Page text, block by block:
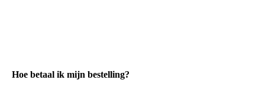
Hoe betaal ik mijn bestelling?